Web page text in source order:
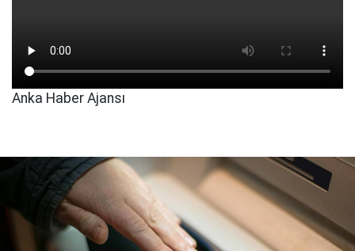
Anka Haber Ajansı